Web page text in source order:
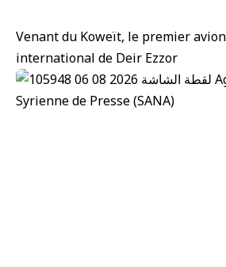
Venant du Koweït, le premier
international de Deir Ezzor